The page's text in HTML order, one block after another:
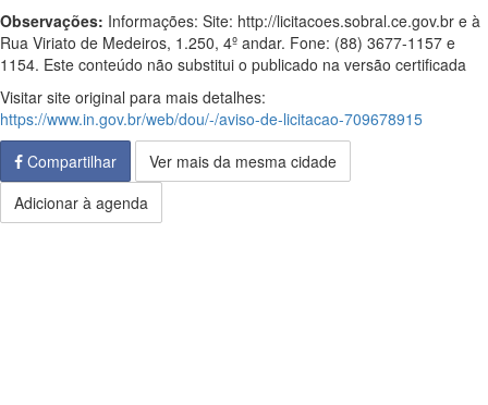
Observações: Informações: Site: http://licitacoes.sobral.ce.gov.br e à
Rua Viriato de Medeiros, 1.250, 4º andar. Fone: (88) 3677-1157 e
1154. Este conteúdo não substitui o publicado na versão certificada
Visitar site original para mais detalhes:
https://www.in.gov.br/web/dou/-/aviso-de-licitacao-709678915
Compartilhar
Ver mais da mesma cidade
Adicionar à agenda